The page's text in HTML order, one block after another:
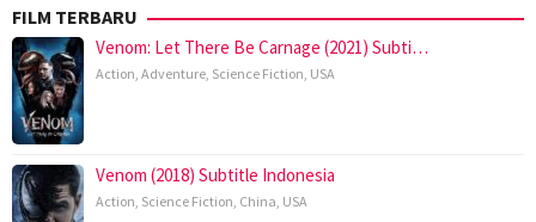
FILM TERBARU
Venom: Let There Be Carnage (2021) Subti…
Action, Adventure, Science Fiction, USA
Venom (2018) Subtitle Indonesia
Action, Science Fiction, China, USA